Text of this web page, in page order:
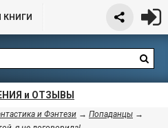
КНИГИ
и ОТЗЫВЫ
и Фэнтези → Попаданцы →